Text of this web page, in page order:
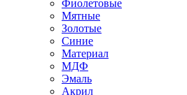
Фиолетовые
Мятные
Золотые
Синие
Материал
МДФ
Эмаль
Акрил